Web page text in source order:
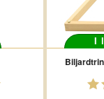
I